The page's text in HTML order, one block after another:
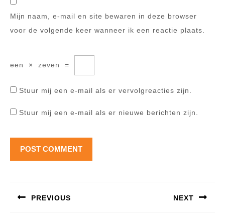
Mijn naam, e-mail en site bewaren in deze browser
voor de volgende keer wanneer ik een reactie plaats.
een × zeven =
Stuur mij een e-mail als er vervolgreacties zijn.
Stuur mij een e-mail als er nieuwe berichten zijn.
PREVIOUS NEXT